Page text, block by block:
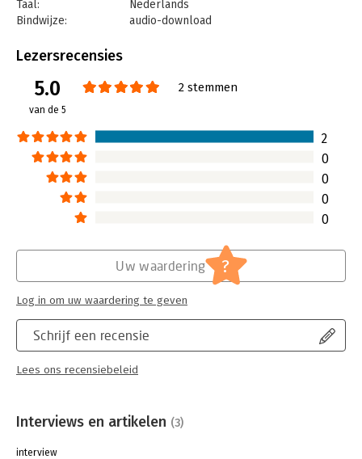
Taal:
Nederlands
Bindwijze:
audio-download
Bestandsformaat:
Druk:
1
Hoofdrubriek: Persoonlijke effectiviteit
Lezersrecensies
5.0
van de 5
2 stemmen
2
0
0
0
0
Schrijf een recensie
Lees ons recensiebeleid
Uw waardering ?
Log in om uw waardering te geven
Interviews en artikelen (3)
interview